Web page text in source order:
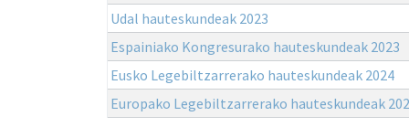
Udal hauteskundeak 2023
Espainiako Kongresurako hauteskundeak 2023
Eusko Legebiltzarrerako hauteskundeak 2024
Europako Legebiltzarrerako hauteskundeak